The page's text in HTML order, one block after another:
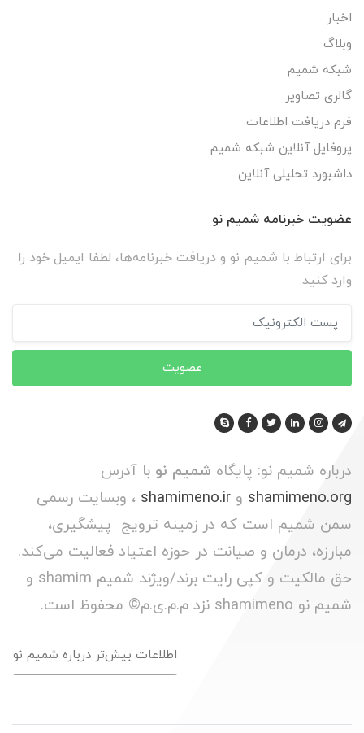
اخبار
وبلاگ
شبکه شمیم
گالری تصاویر
فرم دریافت اطلاعات
پروفایل آنلاین شبکه شمیم
داشبورد تحلیلی آنلاین
عضویت خبرنامه شمیم نو
برای ارتباط با شمیم نو و دریافت خبرنامه‌ها، لطفا ایمیل خود را
وارد کنید.
عضویت
درباره شمیم نو: پایگاه شمیم نو با آدرس
shamimeno.org و shamimeno.ir ، وبسایت رسمی
سمن شمیم است که در زمینه ترویج پیشگیری،
مبارزه، درمان و صیانت در حوزه اعتیاد فعالیت می‌کند.
حق مالکیت و کپی رایت برند/ویژند شمیم shamim و
شمیم نو shamimeno نزد م.م.ی.م© محفوظ است.
اطلاعات بیش‌تر درباره شمیم نو